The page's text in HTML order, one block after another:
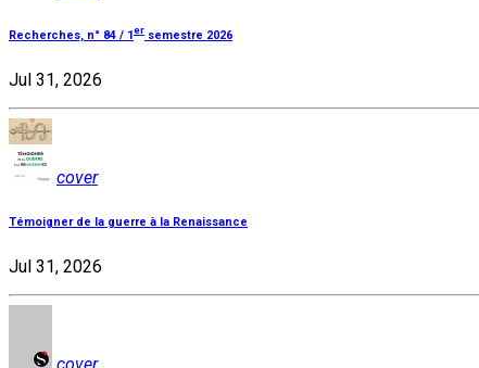
Recherches, n° 84 / 1 er semestre 2026
Jul 31, 2026
cover
Témoigner de la guerre à la Renaissance
Jul 31, 2026